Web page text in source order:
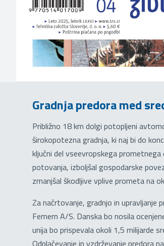
Gradnja predora med
Približno 18 km dolgi potopljeni
širokopotezna gradnja, ki naj bi do
ključni del vseevropskega
potovanja, izboljšal gospodarske
zmanjšal škodljive vplive prometa na
Za načrtovanje, gradnjo in upravljanje
Femern A/S. Danska bo nosila
unija bo prispevala okoli 1,5 milijarde
Odplačevanje in vzdrževanje predora